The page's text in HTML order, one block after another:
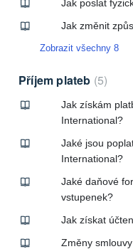
Jak poslat
Jak změnit
Zobrazit všechny 8
Příjem plateb 5
Jak získám
International?
Jaké jsou
International?
Jaké daňové
vstupenek?
Jak získat
Změny